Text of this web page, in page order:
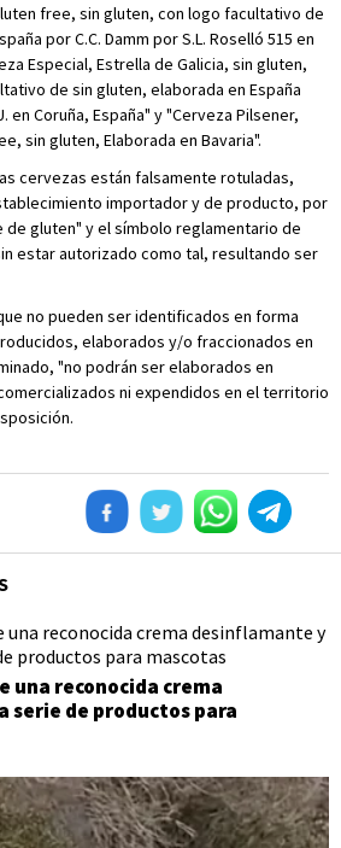
free, sin gluten, con logo facultativo de
por C.C. Damm por S.L. Roselló 515 en
Especial, Estrella de Galicia, sin gluten,
de sin gluten, elaborada en España
en Coruña, España" y "Cerveza Pilsener,
sin gluten, Elaborada en Bavaria".
cervezas están falsamente rotuladas,
importador y de producto, por
de gluten" y el símbolo reglamentario de
estar autorizado como tal, resultando ser
no pueden ser identificados en forma
elaborados y/o fraccionados en
"no podrán ser elaborados en
ni expendidos en el territorio
una reconocida crema
serie de productos para